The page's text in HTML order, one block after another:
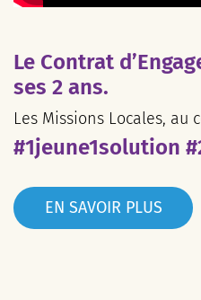
Le Contrat
ses 2 ans.
Les Missions Locales, au
#1jeune1solution
EN SAVOIR PLUS